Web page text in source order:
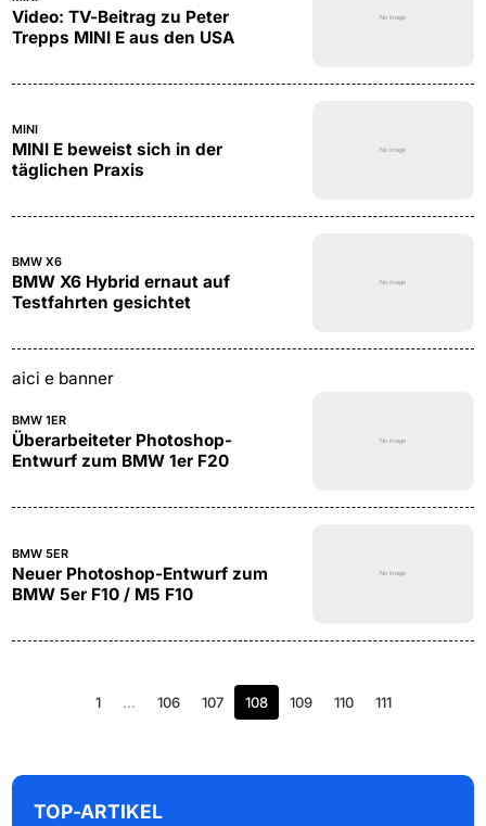
Video: TV-Beitrag zu Peter
Trepps MINI E aus den USA
MINI
MINI E beweist sich in der
täglichen Praxis
BMW X6
BMW X6 Hybrid ernaut auf
Testfahrten gesichtet
aici e banner
BMW 1ER
Überarbeiteter Photoshop-
Entwurf zum BMW 1er F20
BMW 5ER
Neuer Photoshop-Entwurf zum
BMW 5er F10 / M5 F10
1 … 106 107 108 109 110 111
TOP-ARTIKEL